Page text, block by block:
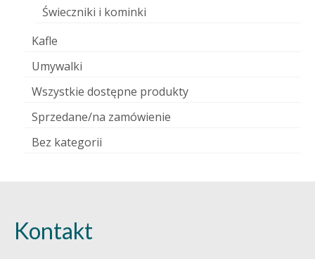
Świeczniki i kominki
Kafle
Umywalki
Wszystkie dostępne produkty
Sprzedane/na zamówienie
Bez kategorii
Kontakt